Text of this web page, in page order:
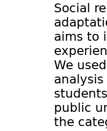
Social
aims to
We
public
the